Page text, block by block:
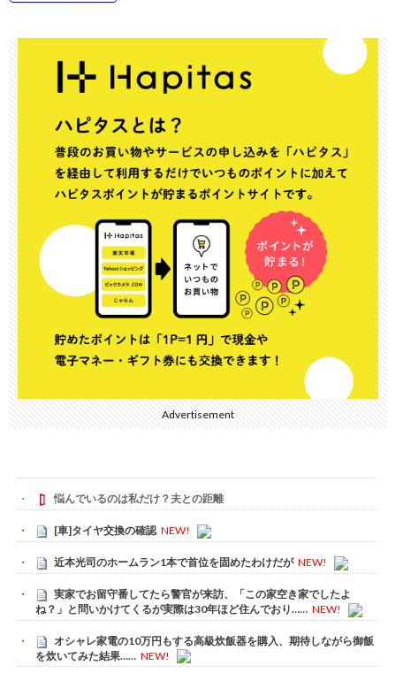
Advertisement
悩んでいるのは私だけ？夫との距離
[車]タイヤ交換の確認 NEW!
近本光司のホームラン1本で首位を固めたわけだが NEW!
実家でお留守番してたら警官が来訪、「この家空き家でしたよ
ね？」と問いかけてくるが実際は30年ほど住んでおり…… NEW!
オシャレ家電の10万円もする高級炊飯器を購入、期待しながら御飯
を炊いてみた結果…… NEW!